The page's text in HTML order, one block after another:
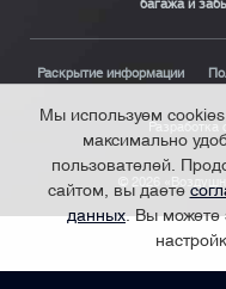
багажа и
Раскрытие информации
Разработка
© 2026
Мы используем
максимально
пользователей.
сайтом, вы даете
данных. Вы можете